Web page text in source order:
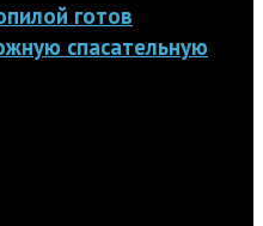
готов
спасательную